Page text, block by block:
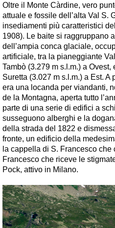
Oltre il Monte Càrdine, vero
attuale e fossile dell’alta Val S.
insediamenti più caratteristici
1908). Le baite si raggruppano
dell’ampia conca glaciale,
artificiale, tra la pianeggiante
Tambò (3.279 m s.l.m.) a
Suretta (3.027 m s.l.m.) a Est. A
era una locanda per viandanti,
de la Montagna, aperta tutto
parte di una serie di edifici a
susseguono alberghi e la
della strada del 1822 e
fronte, un edificio della
la cappella di S. Francesco che
Francesco che riceve le
Pock, attivo in Milano.